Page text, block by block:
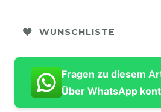
WUNSCHLISTE
Fragen zu diesem
Über WhatsApp